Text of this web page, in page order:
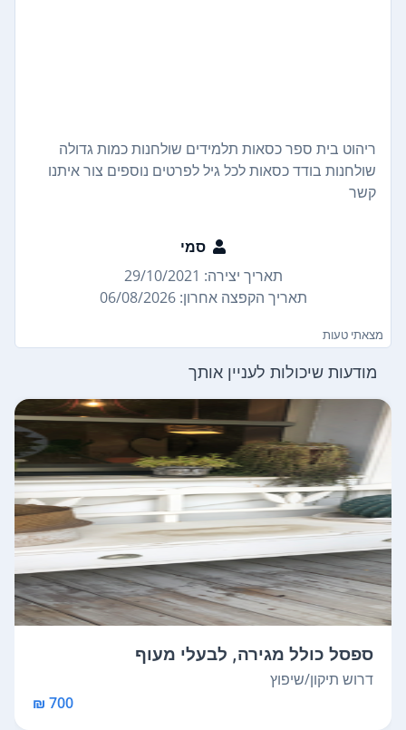
ריהוט בית ספר כסאות תלמידים שולחנות כמות גדולה
שולחנות בודד כסאות לכל גיל לפרטים נוספים צור איתנו
קשר
סמי
תאריך יצירה: 29/10/2021
תאריך הקפצה אחרון: 06/08/2026
מצאתי טעות
מודעות שיכולות לעניין אותך
ספסל כולל מגירה, לבעלי מעוף
דרוש תיקון/שיפוץ
700 ₪